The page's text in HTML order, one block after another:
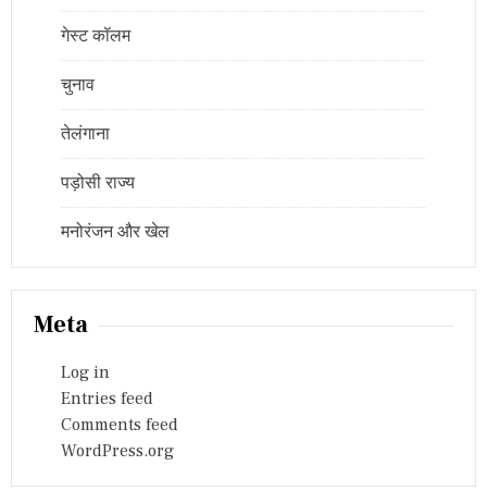
गेस्ट कॉलम
चुनाव
तेलंगाना
पड़ोसी राज्य
मनोरंजन और खेल
Meta
Log in
Entries feed
Comments feed
WordPress.org